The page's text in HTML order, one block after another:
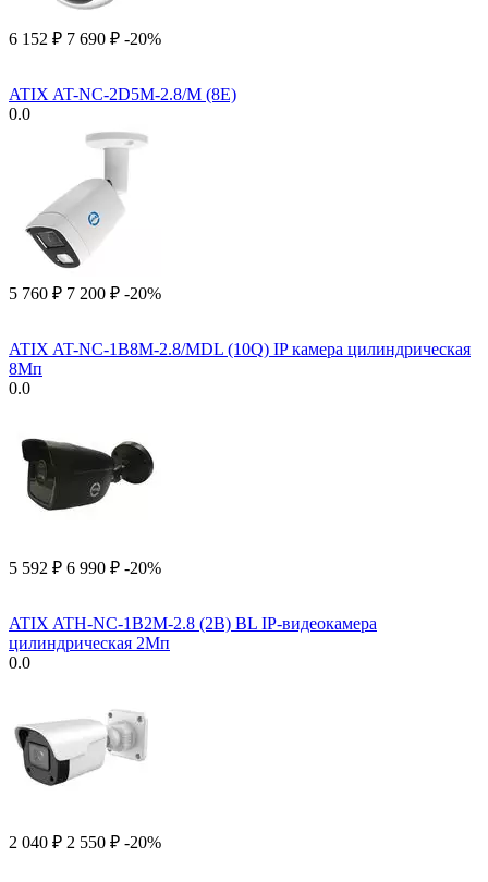
6 152 ₽ 7 690 ₽ -20%
ATIX AT-NC-2D5M-2.8/M (8E)
0.0
5 760 ₽ 7 200 ₽ -20%
ATIX AT-NC-1B8M-2.8/MDL (10Q) IP камера цилиндрическая
8Мп
0.0
5 592 ₽ 6 990 ₽ -20%
ATIX ATH-NC-1B2M-2.8 (2B) BL IP-видеокамера
цилиндрическая 2Мп
0.0
2 040 ₽ 2 550 ₽ -20%